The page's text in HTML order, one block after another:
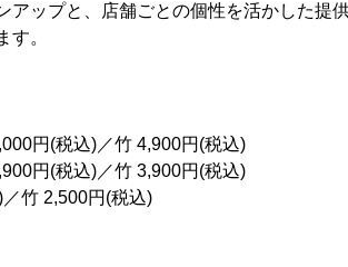
アップと、店舗ごとの個性を活かした提
す。
円(税込)／竹 4,900円(税込)
円(税込)／竹 3,900円(税込)
竹 2,500円(税込)